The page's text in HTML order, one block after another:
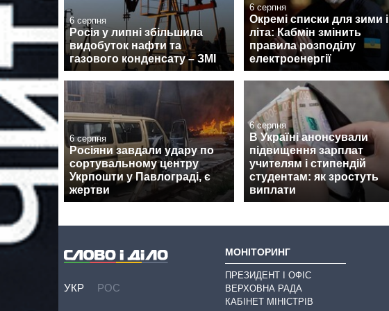
6 серпня
Росія у липні збільшила
видобуток нафти та
газового конденсату – ЗМІ
6 серпня
Окремі списки для зими і
літа: Кабмін змінить
правила розподілу
електроенергії
6 серпня
Росіяни завдали удару по
сортувальному центру
Укрпошти у Павлограді, є
жертви
6 серпня
В Україні анонсували
підвищення зарплат
учителям і стипендій
студентам: як зростуть
виплати
УКР РОС
МОНІТОРИНГ
ПРЕЗИДЕНТ І ОФІС
ВЕРХОВНА РАДА
КАБІНЕТ МІНІСТРІВ